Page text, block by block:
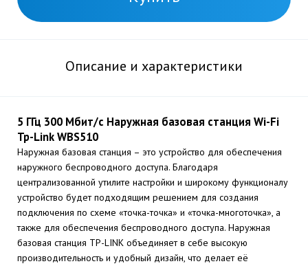
Описание и характеристики
5 ГГц 300 Мбит/с Наружная базовая станция Wi-Fi
Tp-Link WBS510
Наружная базовая станция – это устройство для обеспечения
наружного беспроводного доступа. Благодаря
централизованной утилите настройки и широкому функционалу
устройство будет подходящим решением для создания
подключения по схеме «точка-точка» и «точка-многоточка», а
также для обеспечения беспроводного доступа. Наружная
базовая станция TP-LINK объединяет в себе высокую
производительность и удобный дизайн, что делает её